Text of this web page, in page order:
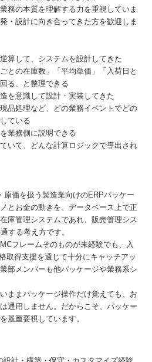
務の本質を理解する力を重視していま
・設計に向き合ってきた方を歓迎しま
算して、システムを設計してきた
との在庫数」「平均単価」「入荷日と
る、と整理できる
を意識して設計・実装してきた
品処理など、どの業務イベントでどの
ている
業務側に説明できる
いて、どんな計算ロジックで導出され
原価を扱う製造業向けのERPパッケー
とお金の動きを、データベース上で正
庫管理システムであれ、販売管理シス
する考え方です。
フレームそのものが未経験でも、入
取得支援を通じて十分にキャッチアッ
部メンバーも他パッケージや業務系シ
ままパッケージ操作だけ覚えても、お
通用しません。だからこそ、パッケー
最重要視しています。